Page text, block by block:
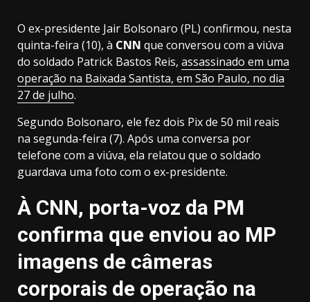
O ex-presidente Jair Bolsonaro (PL) confirmou, nesta
quinta-feira (10), à CNN que conversou com a viúva
do soldado Patrick Bastos Reis, assassinado em uma
operação na Baixada Santista, em São Paulo, no dia
27 de julho.
Segundo Bolsonaro, ele fez dois Pix de 50 mil reais
na segunda-feira (7). Após uma conversa por
telefone com a viúva, ela relatou que o soldado
guardava uma foto com o ex-presidente.
À CNN, porta-voz da PM
confirma que enviou ao MP
imagens de câmeras
corporais de operação na